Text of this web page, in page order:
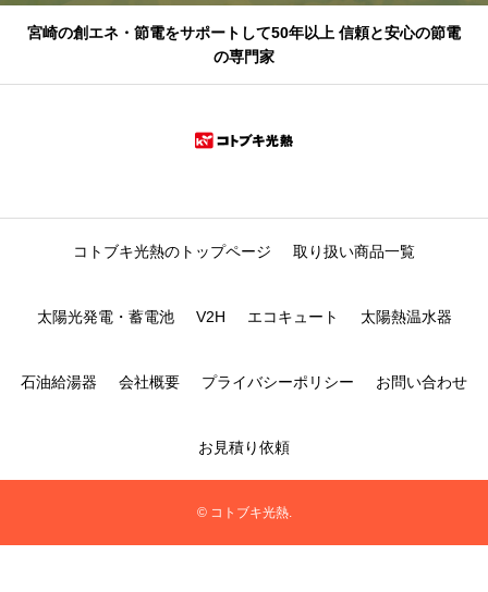
宮崎の創エネ・節電をサポートして50年以上 信頼と安心の節電
の専門家
コトブキ光熱のトップページ 取り扱い商品一覧
太陽光発電・蓄電池 V2H エコキュート 太陽熱温水器
石油給湯器 会社概要 プライバシーポリシー お問い合わせ
お見積り依頼
© コトブキ光熱.